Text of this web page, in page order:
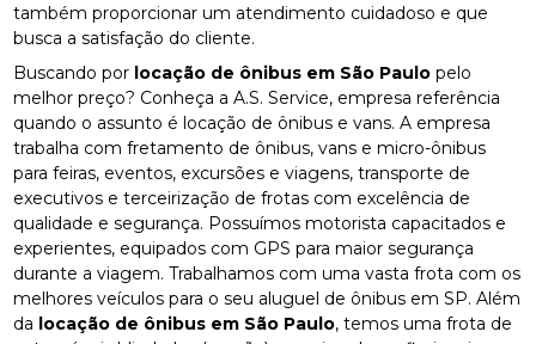
também proporcionar um atendimento cuidadoso e que
busca a satisfação do cliente.
Buscando por locação de ônibus em São Paulo pelo
melhor preço? Conheça a A.S. Service, empresa referência
quando o assunto é locação de ônibus e vans. A empresa
trabalha com fretamento de ônibus, vans e micro-ônibus
para feiras, eventos, excursões e viagens, transporte de
executivos e terceirização de frotas com excelência de
qualidade e segurança. Possuímos motorista capacitados e
experientes, equipados com GPS para maior segurança
durante a viagem. Trabalhamos com uma vasta frota com os
melhores veículos para o seu aluguel de ônibus em SP. Além
da locação de ônibus em São Paulo, temos uma frota de